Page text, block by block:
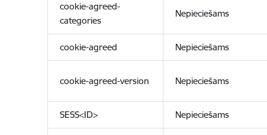
cookie-agreed-
categories
Nepieciešams
cookie-agreed Nepieciešams
cookie-agreed-version Nepieciešams
SESS<ID> Nepieciešams